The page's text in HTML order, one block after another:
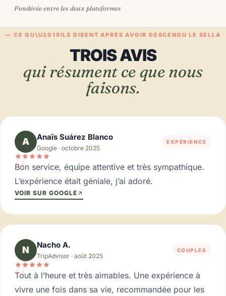
Pondérée entre les deux plateformes
— CE QU\U2019ILS DISENT APRÈS AVOIR DESCENDU LE SELLA
TROIS AVIS
qui résument ce que nous
faisons.
A Anaïs Suárez Blanco
Google · octobre 2025
EXPÉRIENCE
“
Bon service, équipe attentive et très sympathique.
L’expérience était géniale, j’ai adoré.
VOIR SUR GOOGLE
N Nacho A.
TripAdvisor · août 2025
COUPLES
“
Tout à l’heure et très aimables. Une expérience à
vivre une fois dans sa vie, recommandée pour les